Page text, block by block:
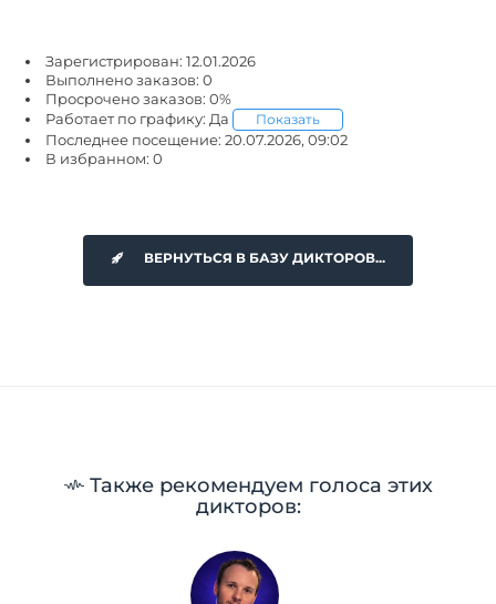
Зарегистрирован: 12.01.2026
Выполнено заказов: 0
Просрочено заказов: 0%
Работает по графику: Да
Показать
Последнее посещение: 20.07.2026, 09:02
В избранном: 0
ВЕРНУТЬСЯ В БАЗУ ДИКТОРОВ...
Также рекомендуем голоса этих
дикторов: